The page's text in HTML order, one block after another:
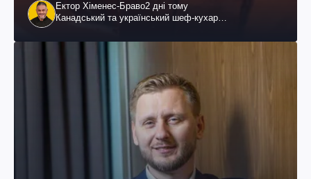
Ектор Хіменес-Браво2 дні тому
Канадський та український шеф-кухар